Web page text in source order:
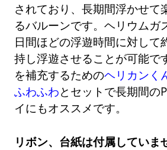
されており、長期間浮かせて
るバルーンです。ヘリウムガ
日間ほどの浮遊時間に対して
持し浮遊させることが可能で
を補充するためのヘリカンく
ふわふわとセットで長期間の
イにもオススメです。
リボン、台紙は付属していま